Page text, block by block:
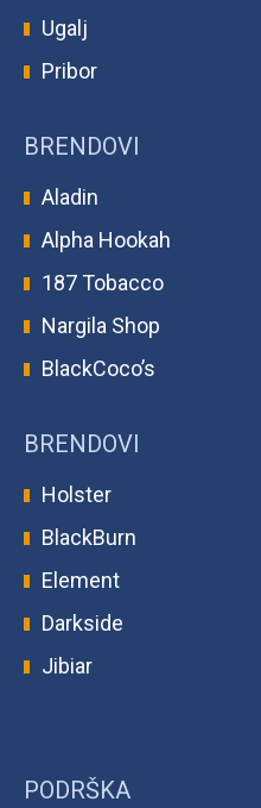
Ugalj
Pribor
BRENDOVI
Aladin
Alpha Hookah
187 Tobacco
Nargila Shop
BlackCoco’s
BRENDOVI
Holster
BlackBurn
Element
Darkside
Jibiar
PODRŠKA